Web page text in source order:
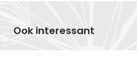
Ook interessant